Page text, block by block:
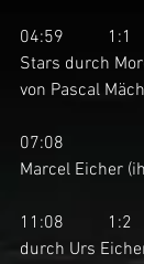
04:59	1:1	Tor für March-Höfe
Stars durch
von Pascal
07:08		2 Minutenstrafe für
Marcel Eicher
11:08	1:2	Tor für ihcSF Linth III
durch Urs